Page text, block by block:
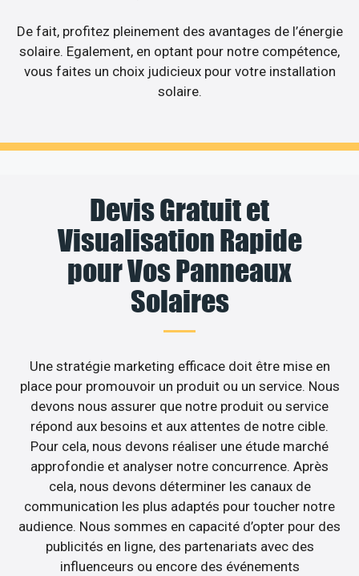
De fait, profitez pleinement des avantages de l’énergie
solaire. Egalement, en optant pour notre compétence,
vous faites un choix judicieux pour votre installation
solaire.
Devis Gratuit et
Visualisation Rapide
pour Vos Panneaux
Solaires
Une stratégie marketing efficace doit être mise en
place pour promouvoir un produit ou un service. Nous
devons nous assurer que notre produit ou service
répond aux besoins et aux attentes de notre cible.
Pour cela, nous devons réaliser une étude marché
approfondie et analyser notre concurrence. Après
cela, nous devons déterminer les canaux de
communication les plus adaptés pour toucher notre
audience. Nous sommes en capacité d’opter pour des
publicités en ligne, des partenariats avec des
influenceurs ou encore des événements